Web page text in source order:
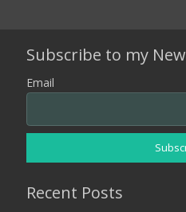
Subscribe to my
Email
Recent Posts